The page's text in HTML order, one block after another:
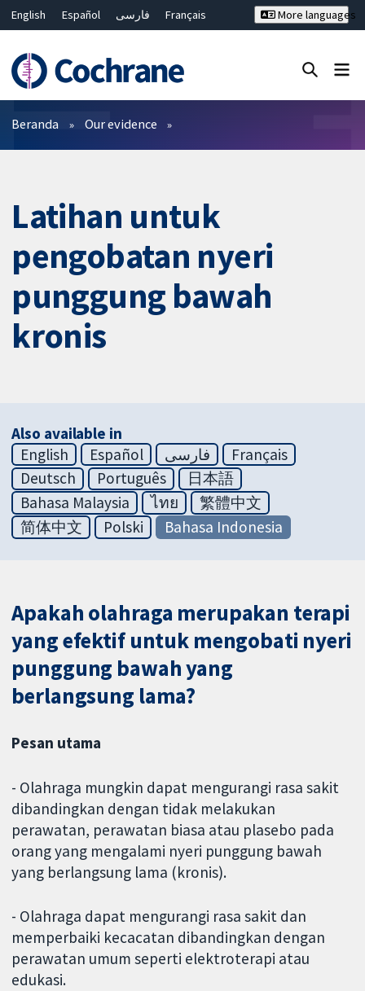
English Español فارسی
Français
Bahasa Malaysia
ไทย
繁體中文
简体中文
More languages
Filter
Beranda Our evidence
Latihan untuk
pengobatan nyeri
punggung bawah
kronis
Also available in
English
Español فارسی
Français
Deutsch
Português
日本語
Bahasa Malaysia
ไทย
繁體中文
简体中文
Polski Bahasa Indonesia
Apakah olahraga merupakan terapi
yang efektif untuk mengobati nyeri
punggung bawah yang
berlangsung lama?
Pesan utama
- Olahraga mungkin dapat mengurangi rasa sakit
dibandingkan dengan tidak melakukan
perawatan, perawatan biasa atau plasebo pada
orang yang mengalami nyeri punggung bawah
yang berlangsung lama (kronis).
- Olahraga dapat mengurangi rasa sakit dan
memperbaiki kecacatan dibandingkan dengan
perawatan umum seperti elektroterapi atau
edukasi.